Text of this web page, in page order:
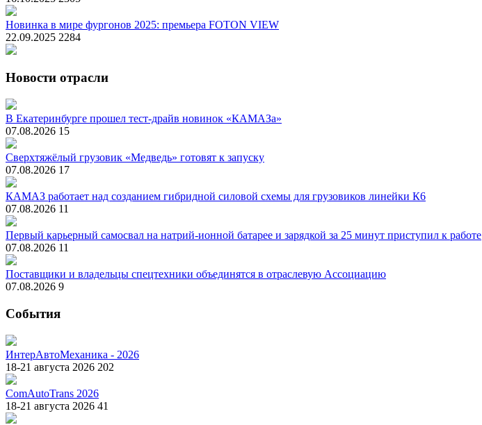
Новинка в мире фургонов 2025: премьера FOTON VIEW
22.09.2025 2284
Новости отрасли
В Екатеринбурге прошел тест-драйв новинок «КАМАЗа»
07.08.2026 15
Сверхтяжёлый грузовик «Медведь» готовят к запуску
07.08.2026 17
КАМАЗ работает над созданием гибридной силовой схемы для грузовиков линейки К6
07.08.2026 11
Первый карьерный самосвал на натрий-ионной батарее и зарядкой за 25 минут приступил к работе
07.08.2026 11
Поставщики и владельцы спецтехники объединятся в отраслевую Ассоциацию
07.08.2026 9
События
ИнтерАвтоМеханика - 2026
18-21 августа 2026 202
ComAutoTrans 2026
18-21 августа 2026 41